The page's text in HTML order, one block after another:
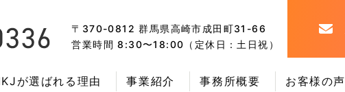
〒370-0812 群馬県高崎市成田町31-66
営業時間 8:30〜18:00（定休日：土日祝）
が選ばれる理由 事業紹介 事務所概要 お客様の声